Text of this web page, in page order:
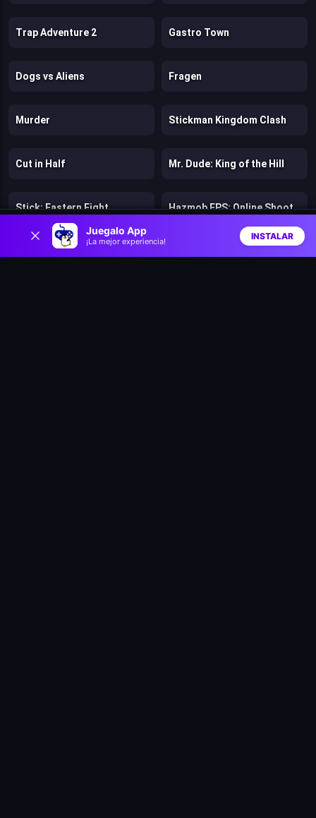
Juegalo App
¡La mejor experiencia!
INSTALAR
Trap Adventure 2 Gastro Town
Dogs vs Aliens Fragen
Murder Stickman Kingdom Clash
Cut in Half Mr. Dude: King of the Hill
Stick: Eastern Fight Hazmob FPS: Online Shooter
Chicken Strike